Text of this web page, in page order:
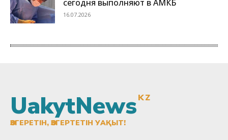
UakytNewsKZ
ӨЗГЕРЕТІН, ӨЗГЕРТЕТІН УАҚЫТ!